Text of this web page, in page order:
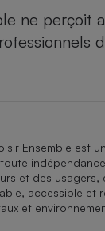
ne perçoit
Ensemble est
et des usagers,
accessible et
et